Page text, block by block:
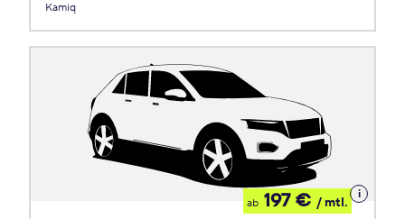
Kamiq
ab 197 € / mtl.
Details
zum